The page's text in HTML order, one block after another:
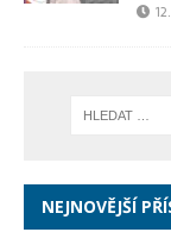
NEJNOVĚJŠÍ